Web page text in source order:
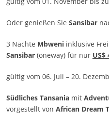
Oder genießen Sie Sansibar
3 Nächte Mbweniinklusive
Sansibar(oneway) für nur US$
gültig vom 06. Juli – 20.
Südliches Tansaniamit
vorgestellt von African Dream